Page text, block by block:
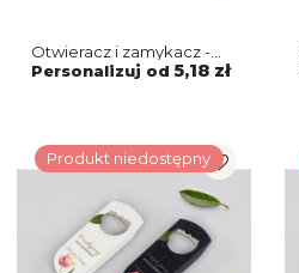
Otwieracz i zamykacz -
Soft Motyw 3
Personalizuj od 5,18 zł
Produkt niedostępny